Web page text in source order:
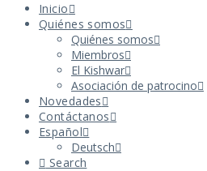
Inicio
Quiénes somos
Quiénes somos
Miembros
El Kishwar
Asociación de patrocino
Novedades
Contáctanos
Español
Deutsch
Search